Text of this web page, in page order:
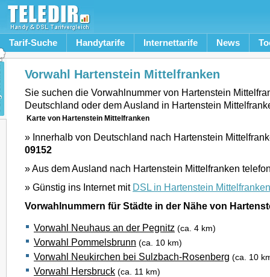
Tarif-Suche Handytarife Internettarife News
Vorwahl Hartenstein Mittelfranken
Sie suchen die Vorwahlnummer von Hartenstein
Deutschland oder dem Ausland in Hartenstein
Karte von Hartenstein Mittelfranken
» Innerhalb von Deutschland nach Hartenstein
09152
» Aus dem Ausland nach Hartenstein Mittelfranken
» Günstig ins Internet mit DSL in Hartenstein Mittelfranken
Vorwahlnummern für Städte in der Nähe von
Vorwahl Neuhaus an der Pegnitz (ca. 4 km)
Vorwahl Pommelsbrunn (ca. 10 km)
Vorwahl Neukirchen bei Sulzbach-Rosenberg (ca. 10
Vorwahl Hersbruck (ca. 11 km)